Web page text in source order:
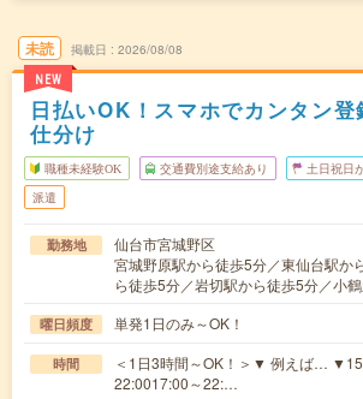
未読
NEW
掲載日 2026/08/08
日払いOK！スマホでカンタン
仕分け
職種未経験OK 交通費別途支給あり 土日祝日
派遣
勤務地
仙台市宮城野区
宮城野原駅から徒歩5分／東仙台駅か
ら徒歩5分／岩切駅から徒歩5分／小
曜日頻度 単発1日のみ～OK！
時間
＜1日3時間～OK！＞▼ 例えば…
22:0017:00～22:…